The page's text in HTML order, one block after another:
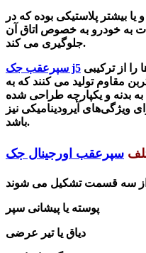
بیشتر پلاستیکی بوده که در
به خودرو به خصوص اتاق آن
جلوگیری می کند.
سپرعقب جک j5
مقاوم تولید می کنند که به
بدنه و یکپارچه طراحی شده
ویژگی‌های آیرودینامیکی نیز
باشد.
پوسته یا پیشانی سپر
دیاق یا تیر عرضی